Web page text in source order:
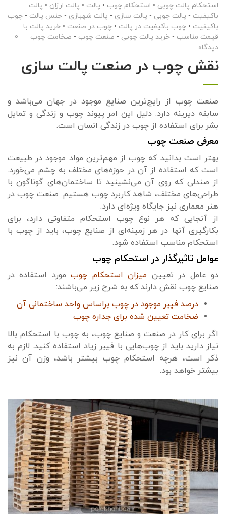
استحکام پالت چوبی • استحکام چوب • پالت • پالت ارزان • پالت
باکیفیت • پالت چوبی • پالت سازی • پالت شهبازی • جنس پالت • چوب
باکیفیت • چوب باکیفیت در پالت • چوب در صنعت • خرید پالت با
قیمت مناسب • خرید پالت چوبی • صنعت چوب • ضخامت چوب
0
دیدگاه
نقش چوب در صنعت پالت سازی
صنعت چوب از رایج‌ترین صنایع موجود در جهان می‌باشد و
سابقه دیرینه دارد. دلیل این امر پیوند چوب و زندگی و تمایل
بشر برای استفاده از چوب در زندگی انسان است.
معرفی صنعت چوب
بهتر است بدانید که چوب از مهم‌ترین مواد موجود در طبیعت
است که استفاده از آن در حوزه‌های مختلف به چشم می‌خورد.
از صندلی که روی آن می‌نشینید تا ساختمان‌های گوناگون با
طراحی‌های مختلف، شاهد کاربرد چوب هستیم. صنعت چوب در
هنر معماری نیز جایگاه ویژه‌ای دارد.
از آنجایی که هر نوع چوب استحکام متفاوتی دارد، برای
بکارگیری آنها در هر زمینه‌ای از صنایع چوب، باید از چوب با
استحکام مناسب استفاده شود.
عوامل تاثیرگذار در استحکام چوب
دو عامل در تعیین میزان استحکام چوبمورد استفاده در
صنایع چوب نقش دارند که به شرح زیر می‌باشند:
درصد فیبر موجود در چوب براساس واحد ساختمانی آن
ضخامت تعیین شده برای جداره چوب
اگر برای کار در صنعت و صنایع چوب، به چوب با استحکام بالا
نیاز دارید باید از چوب‌هایی با فیبر زیاد استفاده کنید. لازم به
ذکر است، هرچه استحکام چوب بیشتر باشد، وزن آن نیز
بیشتر خواهد بود.